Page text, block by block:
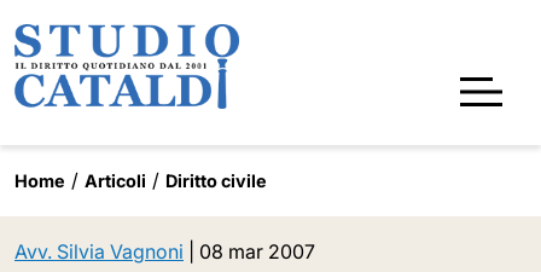
Home Articoli Diritto civile
Avv. Silvia Vagnoni 08 mar 2007